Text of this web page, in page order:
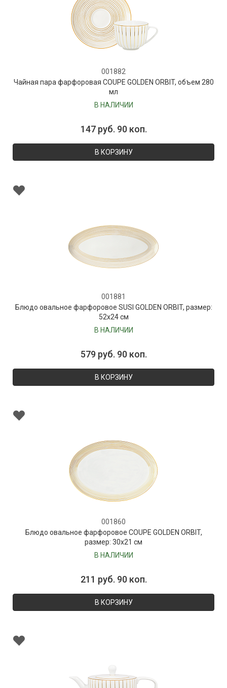
001882
Чайная пара фарфоровая COUPE GOLDEN ORBIT, объем 280
мл
В НАЛИЧИИ
147 руб. 90 коп.
В КОРЗИНУ
001881
Блюдо овальное фарфоровое SUSI GOLDEN ORBIT, размер:
52х24 см
В НАЛИЧИИ
579 руб. 90 коп.
В КОРЗИНУ
001860
Блюдо овальное фарфоровое COUPE GOLDEN ORBIT,
размер: 30х21 см
В НАЛИЧИИ
211 руб. 90 коп.
В КОРЗИНУ